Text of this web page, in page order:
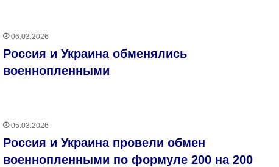
06.03.2026
Россия и Украина обменялись
военнопленными
05.03.2026
Россия и Украина провели обмен
военнопленными по формуле 200 на 200